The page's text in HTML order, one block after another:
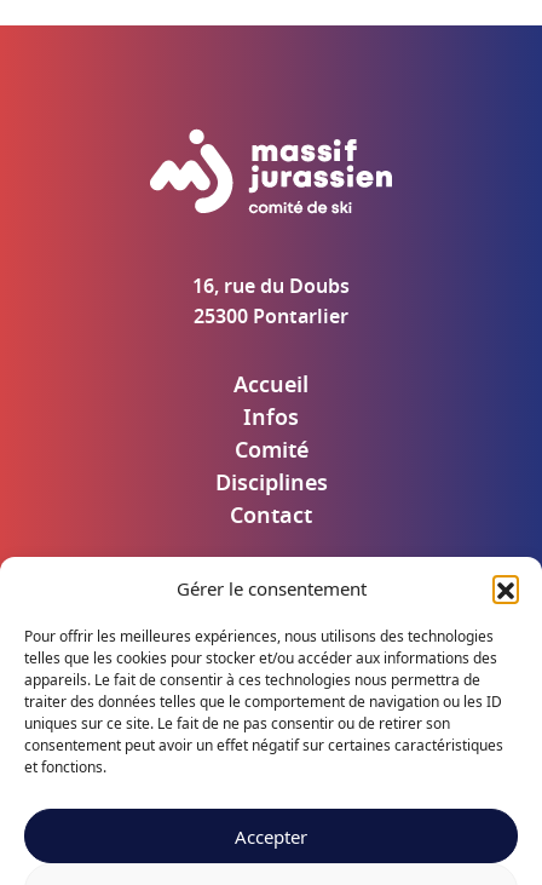
Gérer le consentement
Pour offrir les meilleures expériences, nous utilisons des technologies
telles que les cookies pour stocker et/ou accéder aux informations des
appareils. Le fait de consentir à ces technologies nous permettra de
traiter des données telles que le comportement de navigation ou les ID
uniques sur ce site. Le fait de ne pas consentir ou de retirer son
consentement peut avoir un effet négatif sur certaines caractéristiques
et fonctions.
Accepter
16, rue du Doubs
25300 Pontarlier
Accueil
Infos
Comité
Disciplines
Contact
Mentions légales
Accès utilisateur
Suivez notre actualité